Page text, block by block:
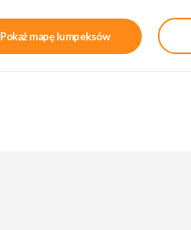
Pokaż mapę lumpeksów